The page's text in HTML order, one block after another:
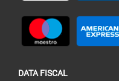
DATA FISCAL